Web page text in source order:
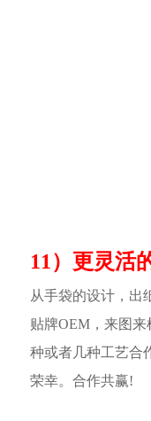
11）更灵活
从手袋的设计，出
贴牌OEM，来图
种或者几种工艺
荣幸。合作共赢!